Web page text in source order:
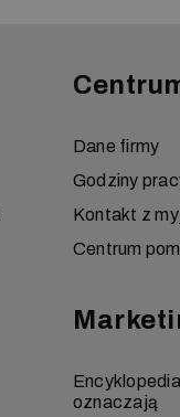
Dane firmy
Godziny
Kontakt z
Centrum
oznaczają